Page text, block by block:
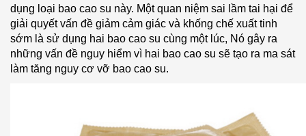
dụng loại bao cao su này. Một quan niệm sai lầm tai hại để
giải quyết vấn đề giảm cảm giác và khống chế xuất tinh
sớm là sử dụng hai bao cao su cùng một lúc, Nó gây ra
những vấn đề nguy hiểm vì hai bao cao su sẽ tạo ra ma sát
làm tăng nguy cơ vỡ bao cao su.